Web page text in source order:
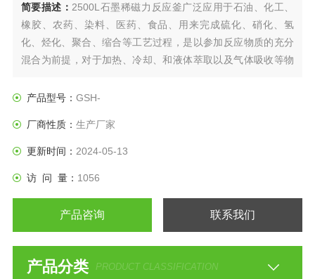
简要描述： 2500L石墨稀磁力反应釜广泛应用于石油、化工、
橡胶、农药、染料、医药、食品、用来完成硫化、硝化、氢
化、烃化、聚合、缩合等工艺过程，是以参加反应物质的充分
混合为前提，对于加热、冷却、和液体萃取以及气体吸收等物
工，制药等行业理想的所需设备。
产品型号： GSH-
厂商性质： 生产厂家
更新时间： 2024-05-13
访 问 量： 1056
产品咨询 联系我们
产品分类 PRODUCT CLASSIFICATION